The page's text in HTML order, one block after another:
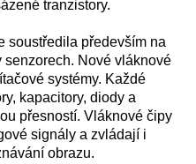
tranzistory.
soustředila především na
Nové vláknové
systémy. Každé
kapacitory, diody a
přesností. Vláknové čipy
signály a zvládají i
obrazu.